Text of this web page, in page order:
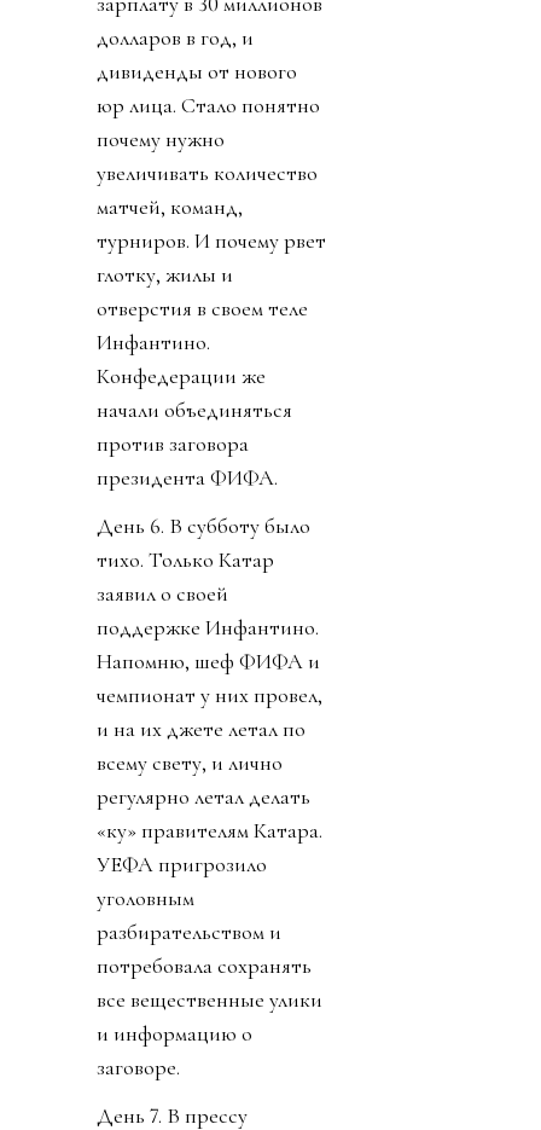
долларов в год, и
дивиденды от нового
юр лица. Стало понятно
почему нужно
увеличивать количество
матчей, команд,
турниров. И почему рвет
глотку, жилы и
отверстия в своем теле
Инфантино.
Конфедерации же
начали объединяться
против заговора
президента ФИФА.
День 6. В субботу было
тихо. Только Катар
заявил о своей
поддержке Инфантино.
Напомню, шеф ФИФА и
чемпионат у них провел,
и на их джете летал по
всему свету, и лично
регулярно летал делать
«ку» правителям Катара.
УЕФА пригрозило
уголовным
разбирательством и
потребовала сохранять
все вещественные улики
и информацию о
заговоре.
День 7. В прессу